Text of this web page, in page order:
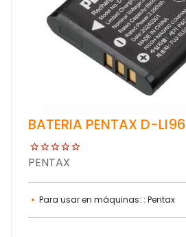
BATERIA PENTAX D-LI96
PENTAX
Para usar en máquinas: : Pentax